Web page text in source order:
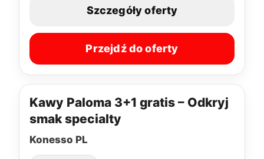
Szczegóły oferty
Przejdź do oferty
Kawy Paloma 3+1 gratis – Odkryj
smak specialty
Konesso PL